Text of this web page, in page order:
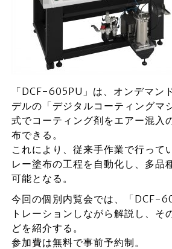
「DCF-605PU」は、オンデマン
デルの「デジタルコーティングマ
式でコーティング剤をエアー混入
布できる。
これにより、従来手作業で行って
レー塗布の工程を自動化し、多品
可能となる。
今回の個別内覧会では、「DCF-
トレーションしながら解説し、そ
どを紹介する。
参加費は無料で事前予約制。